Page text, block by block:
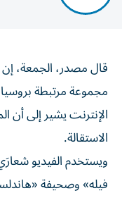
قال مصدر، الجمعة،
مجموعة مرتبطة
الإنترنت يشير إلى
الاستقالة.
ويستخدم الفيديو شعارَي
فيله» وصحيفة